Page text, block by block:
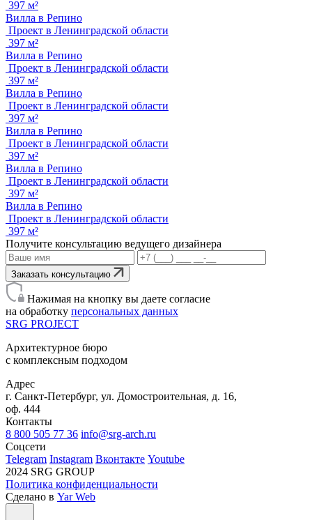
397 м²
Вилла в Репино
Проект в Ленинградской области
397 м²
Вилла в Репино
Проект в Ленинградской области
397 м²
Вилла в Репино
Проект в Ленинградской области
397 м²
Вилла в Репино
Проект в Ленинградской области
397 м²
Вилла в Репино
Проект в Ленинградской области
397 м²
Вилла в Репино
Проект в Ленинградской области
397 м²
Получите консультацию ведущего дизайнера
Заказать консультацию
Нажимая на кнопку вы даете согласие
на обработку персональных данных
SRG PROJECT
Архитектурное бюро
с комплексным подходом
Адрес
г. Санкт-Петербург, ул. Домостроительная, д. 16,
оф. 444
Контакты
8 800 505 77 36 info@srg-arch.ru
Соцсети
Telegram Instagram Вконтакте Youtube
2024 SRG GROUP
Политика конфиденциальности
Сделано в Yar Web